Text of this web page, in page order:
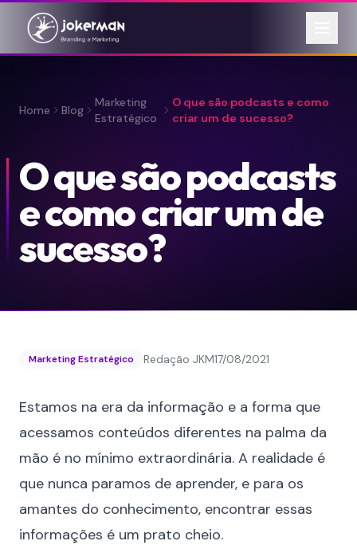
Home Blog
Marketing
Estratégico
O que são podcasts e como
criar um de sucesso?
O que são podcasts
e como criar um de
sucesso?
Marketing Estratégico Redação JKM17/08/2021
Estamos na era da informação e a forma que
acessamos conteúdos diferentes na palma da
mão é no mínimo extraordinária. A realidade é
que nunca paramos de aprender, e para os
amantes do conhecimento, encontrar essas
informações é um prato cheio.